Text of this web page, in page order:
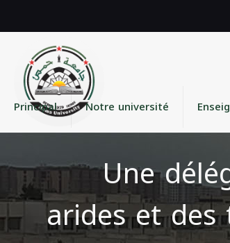
Principal Notre université
Une
arides et des